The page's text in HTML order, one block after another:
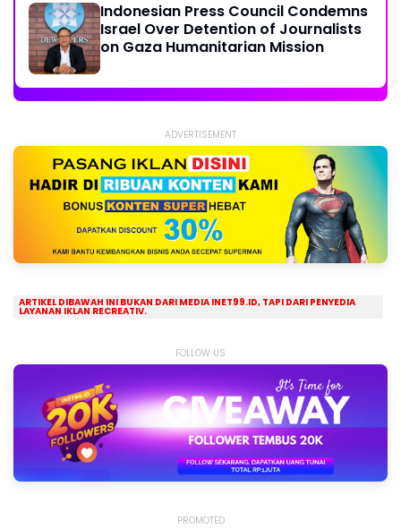
Indonesian Press Council Condemns
Israel Over Detention of Journalists
on Gaza Humanitarian Mission
ADVERTISEMENT
ARTIKEL DIBAWAH INI BUKAN DARI MEDIA INET99.ID, TAPI DARI PENYEDIA
LAYANAN IKLAN RECREATIV.
FOLLOW US
PROMOTED